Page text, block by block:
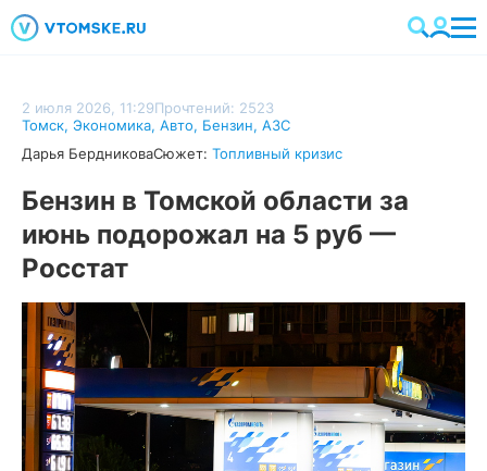
2 июля 2026, 11:29Прочтений: 2523
Томск, Экономика, Авто, Бензин, АЗС
Дарья БердниковаСюжет: Топливный кризис
Бензин в Томской области за
июнь подорожал на 5 руб —
Росстат